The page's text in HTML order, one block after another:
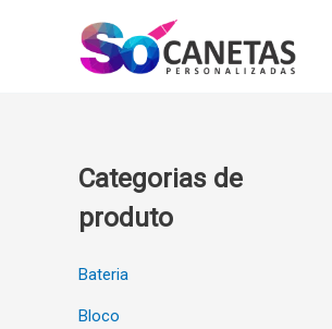
Categorias de
produto
Bateria
Bloco